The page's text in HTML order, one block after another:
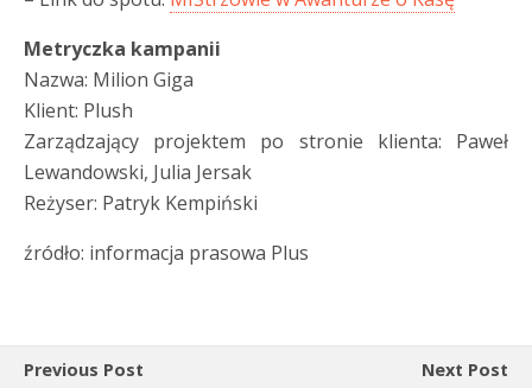
Metryczka kampanii
Nazwa: Milion Giga
Klient: Plush
Zarządzający projektem po stronie klienta: Paweł
Lewandowski, Julia Jersak
Reżyser: Patryk Kempiński
źródło: informacja prasowa Plus
Previous Post
Next Post